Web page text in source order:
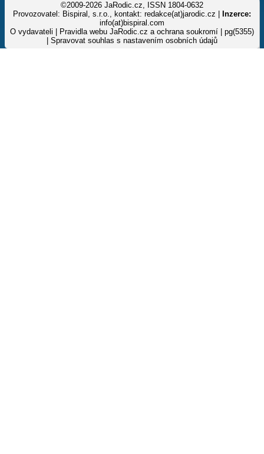
©2009-2026 JaRodic.cz, ISSN 1804-0632
Provozovatel: Bispiral, s.r.o., kontakt: redakce(at)jarodic.cz |
Inzerce:
info(at)bispiral.com
O vydavateli
Pravidla webu JaRodic.cz a ochrana soukromí | pg(5355)
Spravovat souhlas s nastavením osobních údajů